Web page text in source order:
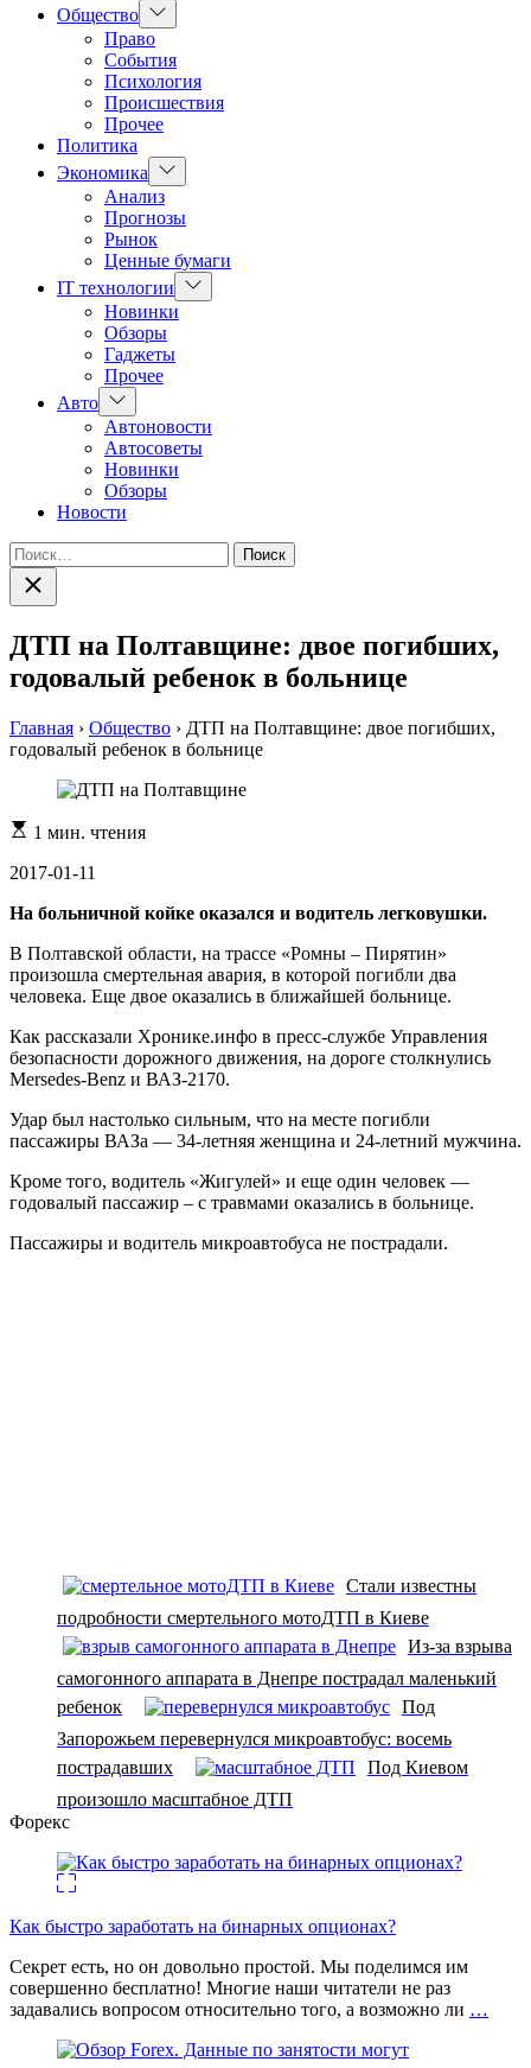
Общество Показать
подменю
Право
События
Психология
Происшествия
Прочее
Политика
Экономика
Показать
подменю
Анализ
Прогнозы
Рынок
Ценные бумаги
IT технологии
Показать
подменю
Новинки
Обзоры
Гаджеты
Прочее
Авто Показать
подменю
Автоновости
Автосоветы
Новинки
Обзоры
Новости
Найти:
Закрыть
поиск
ДТП на Полтавщине: двое погибших,
годовалый ребенок в больнице
Главная › Общество › ДТП на Полтавщине: двое погибших,
годовалый ребенок в больнице
Расчетное
чтения
1 мин. чтения
2017-01-11
На больничной койке оказался и водитель легковушки.
В Полтавской области, на трассе «Ромны – Пирятин»
произошла смертельная авария, в которой погибли два
человека. Еще двое оказались в ближайшей больнице.
Как рассказали Хронике.инфо в пресс-службе Управления
безопасности дорожного движения, на дороге столкнулись
Mersedes-Benz и ВАЗ-2170.
Удар был настолько сильным, что на месте погибли
пассажиры ВАЗа — 34-летняя женщина и 24-летний мужчина.
Кроме того, водитель «Жигулей» и еще один человек —
годовалый пассажир – с травмами оказались в больнице.
Пассажиры и водитель микроавтобуса не пострадали.
Стали известны
подробности смертельного мотоДТП в Киеве
Из-за взрыва
самогонного аппарата в Днепре пострадал маленький
ребенок
Под
Запорожьем перевернулся микроавтобус: восемь
пострадавших
Под Киевом
произошло масштабное ДТП
Форекс
Как быстро заработать на бинарных опционах?
Секрет есть, но он довольно простой. Мы поделимся им
совершенно бесплатно! Многие наши читатели не раз
задавались вопросом относительно того, а возможно ли …